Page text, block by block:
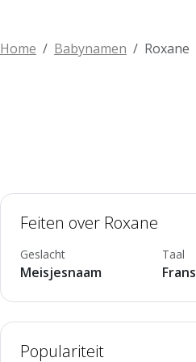
Home Babynamen Roxane
Feiten over Roxane
Geslacht
Meisjesnaam
Taal
Frans
Populariteit